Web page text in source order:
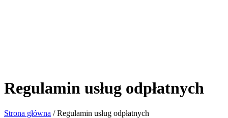
Regulamin usług odpłatnych
Strona główna /Regulamin usług odpłatnych